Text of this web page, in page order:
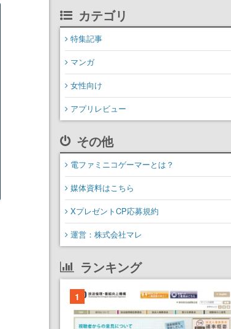
カテゴリ
特集記事
マンガ
女性向け
アプリレビュー
その他
電ファミニコゲーマーとは？
媒体資料はこちら
XプレゼントCP応募規約
運営：株式会社マレ
ランキング
1